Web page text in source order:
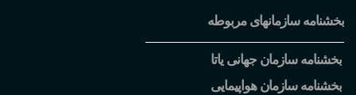
بخشنامه سازمانهای مربوطه
بخشنامه سازمان جهانی یاتا
بخشنامه سازمان هواپیمایی